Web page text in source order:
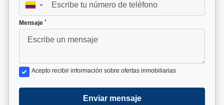
▼
Mensaje *
Acepto recibir información sobre ofertas inmobiliarias
Enviar mensaje